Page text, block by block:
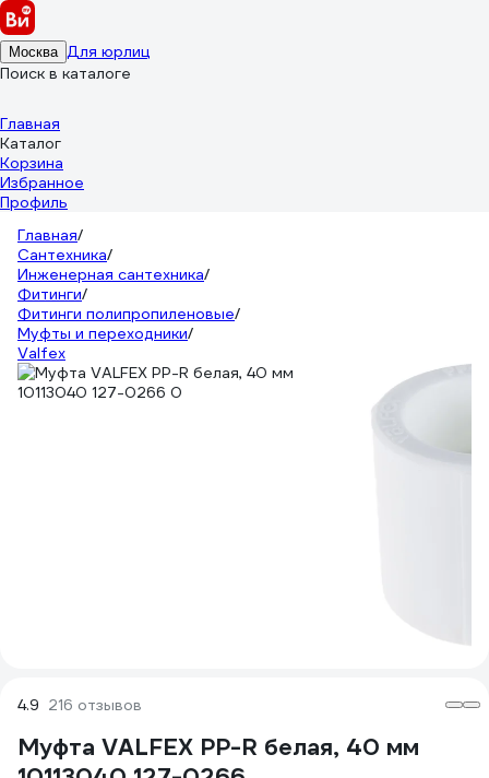
Москва Для юрлиц
Поиск в каталоге
Главная
Каталог
Корзина
Избранное
Профиль
Главная/
Сантехника/
Инженерная сантехника/
Фитинги/
Фитинги полипропиленовые/
Муфты и переходники/
Valfex
4.9 216 отзывов
Муфта VALFEX PP-R белая, 40 мм